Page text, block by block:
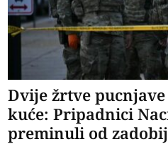
Dvije žrtve
kuće: Pripadnici
preminuli od